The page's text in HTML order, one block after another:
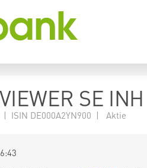
SE
| ISIN DE000A2YN900 | Aktie